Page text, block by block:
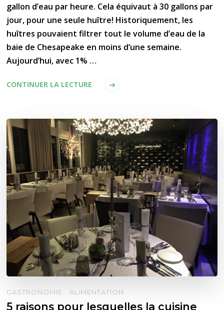
gallon d’eau par heure. Cela équivaut à 30 gallons par
jour, pour une seule huître! Historiquement, les
huîtres pouvaient filtrer tout le volume d’eau de la
baie de Chesapeake en moins d’une semaine.
Aujourd’hui, avec 1% …
CONTINUER LA LECTURE
GASTRONOMIE ALIMENTATION
5 raisons pour lesquelles la cuisine